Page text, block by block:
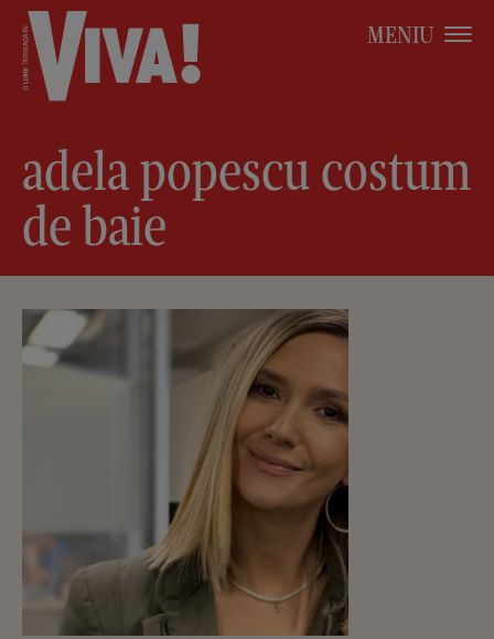
MENIU
adela popescu costum
de baie